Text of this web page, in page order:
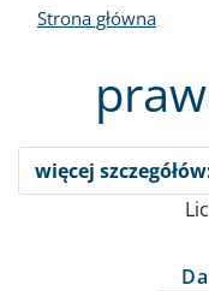
Strona główna
więcej